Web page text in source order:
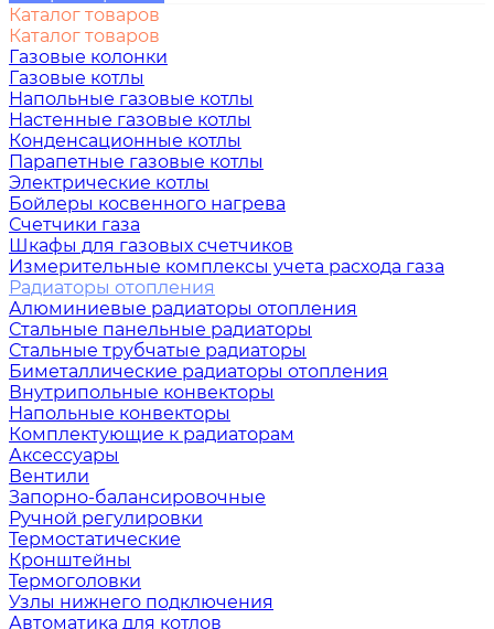
Каталог товаров
Каталог товаров
Газовые колонки
Газовые котлы
Напольные газовые котлы
Настенные газовые котлы
Конденсационные котлы
Парапетные газовые котлы
Электрические котлы
Бойлеры косвенного нагрева
Счетчики газа
Шкафы для газовых счетчиков
Измерительные комплексы учета расхода газа
Радиаторы отопления
Алюминиевые радиаторы отопления
Стальные панельные радиаторы
Стальные трубчатые радиаторы
Биметаллические радиаторы отопления
Внутрипольные конвекторы
Напольные конвекторы
Комплектующие к радиаторам
Аксессуары
Вентили
Запорно-балансировочные
Ручной регулировки
Термостатические
Кронштейны
Термоголовки
Узлы нижнего подключения
Автоматика для котлов